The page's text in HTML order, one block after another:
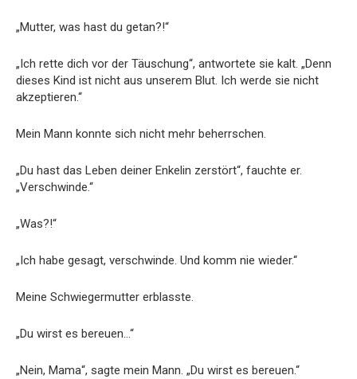
„Mutter, was hast du getan?!“
„Ich rette dich vor der Täuschung“, antwortete sie kalt. „Denn
dieses Kind ist nicht aus unserem Blut. Ich werde sie nicht
akzeptieren.“
Mein Mann konnte sich nicht mehr beherrschen.
„Du hast das Leben deiner Enkelin zerstört“, fauchte er.
„Verschwinde.“
„Was?!“
„Ich habe gesagt, verschwinde. Und komm nie wieder.“
Meine Schwiegermutter erblasste.
„Du wirst es bereuen…“
„Nein, Mama“, sagte mein Mann. „Du wirst es bereuen.“